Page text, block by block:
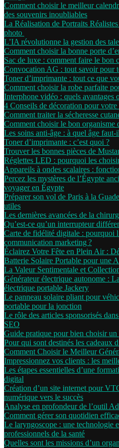
Comment choisir le meilleur
des souvenirs inoubliables
La Réalisation de Portraits
photo
L’IA révolutionne la gestion des
Comment choisir la bonne porte
Sac de luxe : comment faire le bon
Convocation AG : tout savoir pour
Toner d’imprimante : tout ce que
Comment choisir la robe parfaite
Interphone vidéo : quels avantages
4 Conseils de décoration pour
Comment traiter la sécheresse
Comment choisir le bon organisme
Les soins anti-âge : à quel âge faut-
Toner d’imprimante : c’est quoi ?
Trouver les bonnes pièces de
Réglettes LED : pourquoi les
Appareils à ondes scalaires :
Percez les mystères de l’Égypte
voyager en Égypte
Préparer son vol de Paris à la
utiles
Les dernières avancées de la
Qu’est-ce qu’un interrupteur
Carte de fidélité digitale : pourquoi
communication marketing ?
Éclairez Votre Fête en Plein Air :
Batterie Solaire Portable pour une
La Valeur Sentimentale et
Générateur électrique autonome :
électrique portable Jackery
Le panneau solaire pliant pour
portable pour la jonction
Le rôle des articles sponsorisés
SEO
Guide pratique pour bien choisir un
Pour qui sont destinés les cadeaux
Comment Choisir le Meilleur
Impressionnez vos clients : les
Les étapes essentielles d’une
digital
Création d’un site internet pour
numérique vers le succès
Analyse en profondeur de l’outil
Comment gérer son quotidien
Le laryngoscope : une technologie
professionnels de la santé
Quelles sont les missions d’un